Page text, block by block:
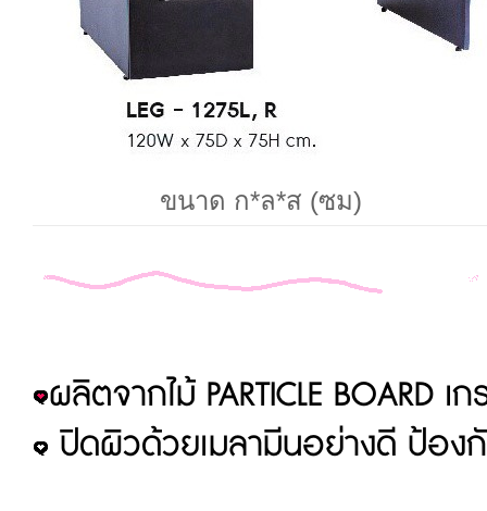
ขนาด ก*ล*ส (ซม)
ผลิตจากไม้ PARTICLE BOARD เ
ปิดผิวด้วยเมลามีนอย่างดี ป้อ